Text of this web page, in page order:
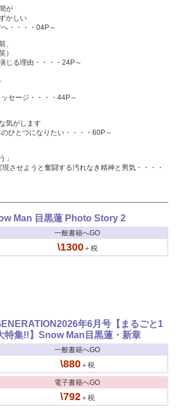
が
かしい
・・・・04P～
、
）
じる理由・・・・24P～
セージ・・・・44P～
気がします
ひとつになりたい・・・・60P～
」
させようと奮闘する汚れなき精神と男気・・・・
Man 目黒蓮 Photo Story 2
一般書籍へGO
\1300＋税
年6月号【まるごと1
特集!!】Snow Man目黒蓮・新章
一般書籍へGO
\880＋税
電子書籍へGO
\792＋税